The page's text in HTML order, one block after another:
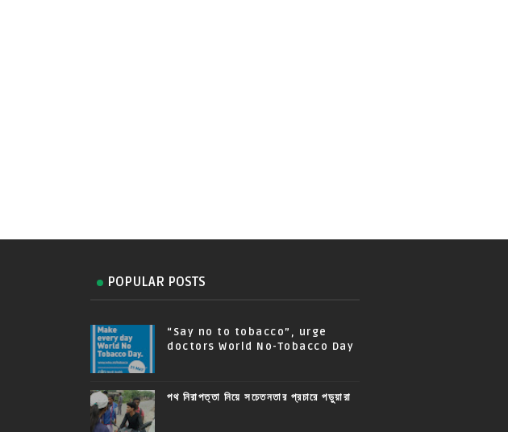
POPULAR POSTS
“Say no to tobacco”, urge
doctors World No-Tobacco Day
পথ নিরাপত্তা নিয়ে সচেতনতার প্রচারে পড়ুয়ারা